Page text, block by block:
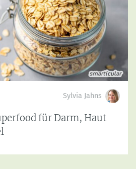
Sylvia Jahns
für Darm, Haut